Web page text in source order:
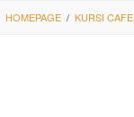
HOMEPAGE / KURSI CAFE